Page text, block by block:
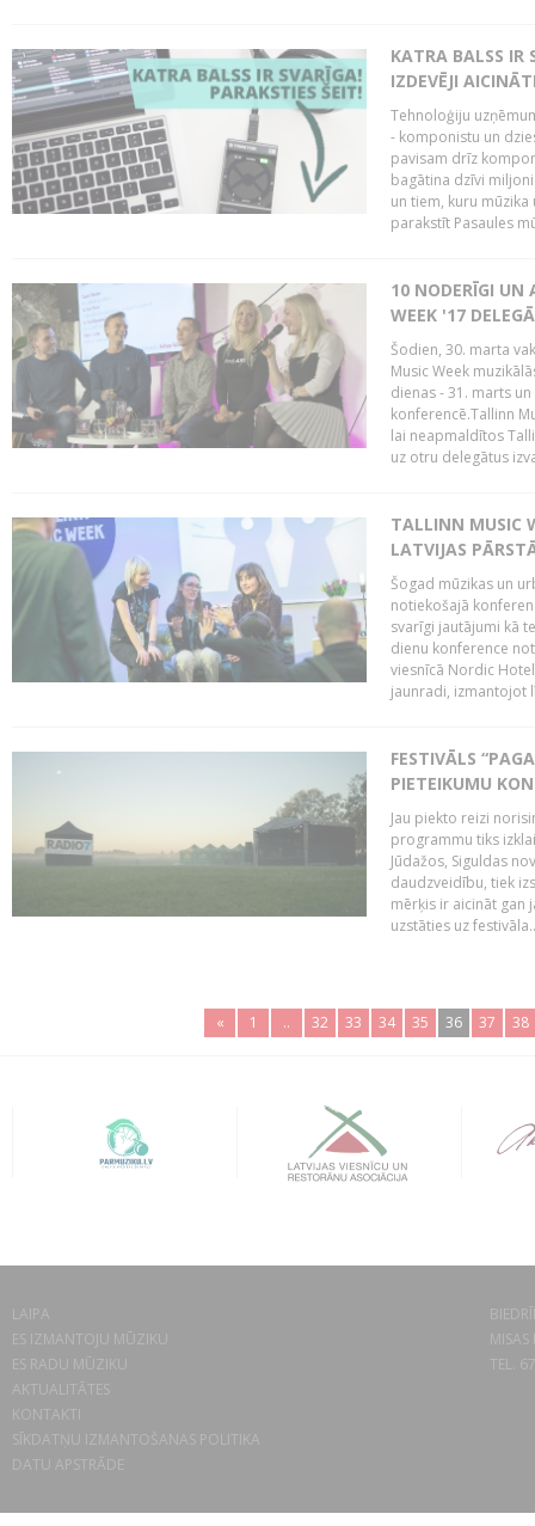
KATRA BALSS IR
IZDEVĒJI
Tehnoloģiju
- komponistu un
pavisam drīz
bagātina dzīvi
un tiem, kuru
parakstīt Pasaules
10 NODERĪGI UN
WEEK '17
Šodien, 30. marta
Music Week
dienas - 31. marts
konferencē.Tallinn
lai neapmaldītos
uz otru delegātus
TALLINN MUSIC
LATVIJAS
Šogad mūzikas un
notiekošajā
svarīgi jautājumi kā
dienu konference
viesnīcā Nordic
jaunradi, izmantojot
FESTIVĀLS
PIETEIKUMU
Jau piekto reizi
programmu tiks
Jūdažos, Siguldas
daudzveidību, tiek
mērķis ir aicināt gan
uzstāties uz
« 1 .. 32 33 34 35 36 37 38
LAIPA
ES IZMANTOJU MŪZIKU
ES RADU MŪZIKU
AKTUALITĀTES
KONTAKTI
SĪKDATŅU IZMANTOŠANAS POLITIKA
DATU APSTRĀDE
TEL.